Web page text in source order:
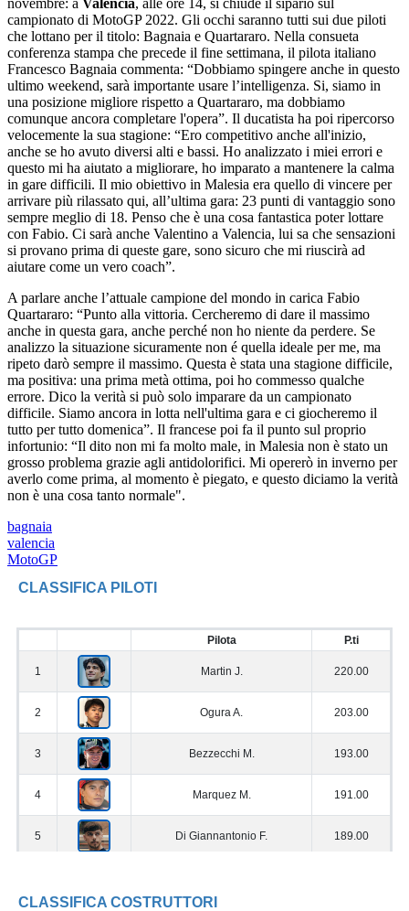
novembre: a Valencia, alle ore 14, si chiude il sipario sul
campionato di MotoGP 2022. Gli occhi saranno tutti sui due piloti
che lottano per il titolo: Bagnaia e Quartararo. Nella consueta
conferenza stampa che precede il fine settimana, il pilota italiano
Francesco Bagnaia commenta: “Dobbiamo spingere anche in questo
ultimo weekend, sarà importante usare l’intelligenza. Si, siamo in
una posizione migliore rispetto a Quartararo, ma dobbiamo
comunque ancora completare l'opera”. Il ducatista ha poi ripercorso
velocemente la sua stagione: “Ero competitivo anche all'inizio,
anche se ho avuto diversi alti e bassi. Ho analizzato i miei errori e
questo mi ha aiutato a migliorare, ho imparato a mantenere la calma
in gare difficili. Il mio obiettivo in Malesia era quello di vincere per
arrivare più rilassato qui, all’ultima gara: 23 punti di vantaggio sono
sempre meglio di 18. Penso che è una cosa fantastica poter lottare
con Fabio. Ci sarà anche Valentino a Valencia, lui sa che sensazioni
si provano prima di queste gare, sono sicuro che mi riuscirà ad
aiutare come un vero coach”.
A parlare anche l’attuale campione del mondo in carica Fabio
Quartararo: “Punto alla vittoria. Cercheremo di dare il massimo
anche in questa gara, anche perché non ho niente da perdere. Se
analizzo la situazione sicuramente non é quella ideale per me, ma
ripeto darò sempre il massimo. Questa è stata una stagione difficile,
ma positiva: una prima metà ottima, poi ho commesso qualche
errore. Dico la verità si può solo imparare da un campionato
difficile. Siamo ancora in lotta nell'ultima gara e ci giocheremo il
tutto per tutto domenica”. Il francese poi fa il punto sul proprio
infortunio: “Il dito non mi fa molto male, in Malesia non è stato un
grosso problema grazie agli antidolorifici. Mi opererò in inverno per
averlo come prima, al momento è piegato, e questo diciamo la verità
non è una cosa tanto normale".
bagnaia
valencia
MotoGP